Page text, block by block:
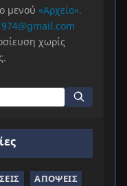
μενού «Αρχείο».
χωρίς
ΑΠΌΨΕΙΣ